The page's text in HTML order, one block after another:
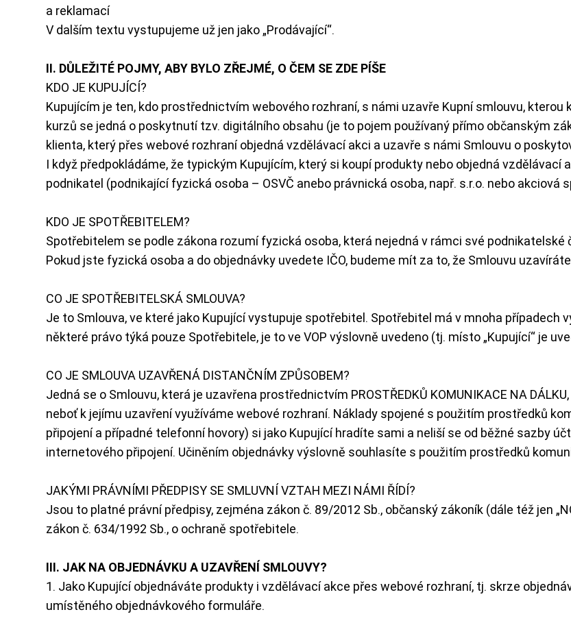
a reklamací
V dalším textu vystupujeme už jen jako „Prodávající“.
II. DŮLEŽITÉ POJMY, ABY BYLO ZŘEJMÉ, O ČEM SE ZDE PÍŠE
KDO JE KUPUJÍCÍ?
Kupujícím je ten, kdo prostřednictvím webového rozhraní, s námi uzavře Kupní smlouvu,
kurzů se jedná o poskytnutí tzv. digitálního obsahu (je to pojem používaný přímo občanským
klienta, který přes webové rozhraní objedná vzdělávací akci a uzavře s námi Smlouvu o
I když předpokládáme, že typickým Kupujícím, který si koupí produkty nebo objedná
podnikatel (podnikající fyzická osoba – OSVČ anebo právnická osoba, např. s.r.o. nebo akciová
KDO JE SPOTŘEBITELEM?
Spotřebitelem se podle zákona rozumí fyzická osoba, která nejedná v rámci své
Pokud jste fyzická osoba a do objednávky uvedete IČO, budeme mít za to, že Smlouvu
CO JE SPOTŘEBITELSKÁ SMLOUVA?
Je to Smlouva, ve které jako Kupující vystupuje spotřebitel. Spotřebitel má v mnoha případech
některé právo týká pouze Spotřebitele, je to ve VOP výslovně uvedeno (tj. místo „Kupující“ je
CO JE SMLOUVA UZAVŘENÁ DISTANČNÍM ZPŮSOBEM?
Jedná se o Smlouvu, která je uzavřena prostřednictvím PROSTŘEDKŮ KOMUNIKACE NA
neboť k jejímu uzavření využíváme webové rozhraní. Náklady spojené s použitím prostředků
připojení a případné telefonní hovory) si jako Kupující hradíte sami a neliší se od běžné sazby
internetového připojení. Učiněním objednávky výslovně souhlasíte s použitím prostředků
JAKÝMI PRÁVNÍMI PŘEDPISY SE SMLUVNÍ VZTAH MEZI NÁMI ŘÍDÍ?
Jsou to platné právní předpisy, zejména zákon č. 89/2012 Sb., občanský zákoník (dále též jen
zákon č. 634/1992 Sb., o ochraně spotřebitele.
III. JAK NA OBJEDNÁVKU A UZAVŘENÍ SMLOUVY?
1. Jako Kupující objednáváte produkty i vzdělávací akce přes webové rozhraní, tj. skrze
umístěného objednávkového formuláře.